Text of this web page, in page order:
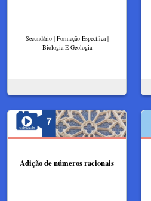
Secundário | Formação Específica |
Biologia E Geologia
Adição de números racionais